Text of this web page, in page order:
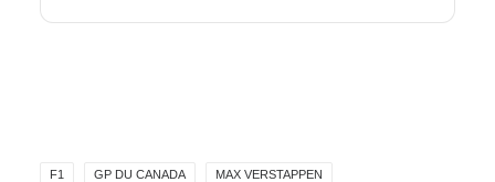
F1 GP DU CANADA MAX VERSTAPPEN